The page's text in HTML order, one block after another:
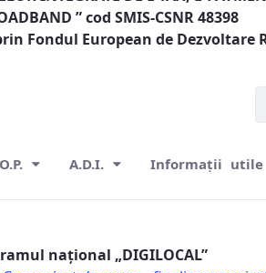
” cod SMIS-CSNR 48398
Fondul European de Dezvoltare
A.D.I. Informații utile
național „DIGILOCAL”